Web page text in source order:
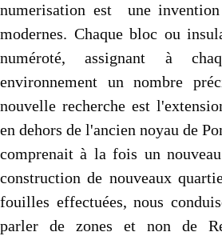
numerisation est une
modernes. Chaque bloc ou
numéroté, assignant à
environnement un nombre
nouvelle recherche est
en dehors de l'ancien noyau de
comprenait à la fois un
construction de nouveaux
fouilles effectuées, nous
parler de zones et non de